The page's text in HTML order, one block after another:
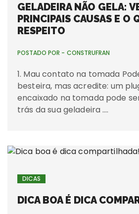
GELADEIRA NÃO GELA:
PRINCIPAIS CAUSAS E O
RESPEITO
POSTADO POR - CONSTRUFRAN
1. Mau contato na tomada
besteira, mas acredite: um
encaixado na tomada pode
trás da sua geladeira ….
DICAS
DICA BOA É DICA